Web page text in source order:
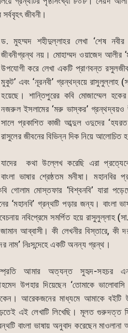
জীবনী।
ড. মুহম্মদ শহীদুল্লাহর লেখা ‘শেষ নবীর
জীবনীগ্রন্থ নয়। মোহাম্মদ ওয়াজেদ আলীর
উপযোগী করে লেখা একটি প্রাণবন্ত
মুকুট’ এবং ‘নূরনবী’ গ্রন্থদ্বয়ে রাসুলুল্লাহ
হয়েছে। শান্তিপুরের কবি মোজাম্মেল
নজরুল ইসলামের ‘মরু ভাস্কর’ গ্রন্থদ্বয়ও
সালে প্রকাশিত কাজী আব্দুল ওদুদের
রাসুলের জীবনের বিভিন্ন দিক নিয়ে আলোচিত
যাদের কথা উল্লেখ করেছি এরা
বাংলা ভাষার শ্রেষ্ঠতম মনীষা। মহানবির
মোস্তফার ‘বিশ্বনবি’ যারা
গ্রন্থটি পড়ার জন্য। বাংলা
নবিপ্রেমে সমর্পিত হয়ে রাসুলুল্লাহ
আব্বাসী। কী লেখনীর বিস্তারে, কী
নাম’ নিঃসন্দেহে একটি অনন্য গ্রন্থ।
আমার অত্যন্ত সুহৃদ-সহচর
উপহার দিয়েছেন ‘তোমাকে
আরেকজনের মাধ্যমে আমাকে বইটি
এই লেখাটি লিখেছি। মূলত গুরুদত্ত
বাংলা ভাষায় অনুবাদ করেছেন